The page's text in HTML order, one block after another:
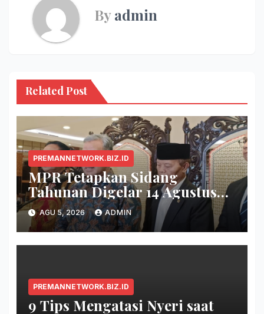
Byadmin
Related Post
PREMANNETWORK.BIZ.ID
MPR Tetapkan Sidang
Tahunan Digelar 14 Agustus
2026
AGU 5, 2026 ADMIN
PREMANNETWORK.BIZ.ID
9 Tips Mengatasi Nyeri saat